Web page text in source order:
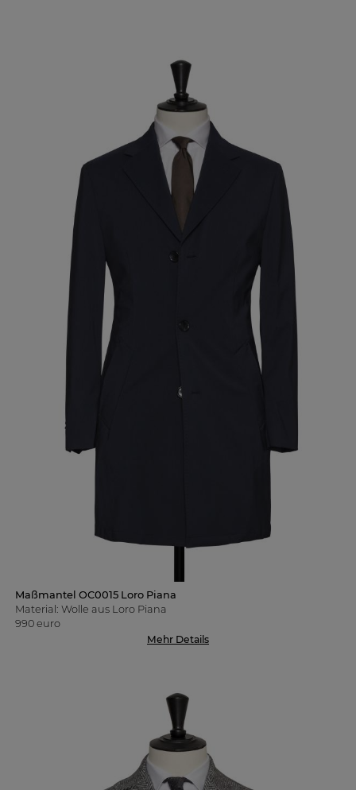
Maßmantel OC0015 Loro Piana
Material: Wolle aus Loro Piana
990 euro
Mehr Details